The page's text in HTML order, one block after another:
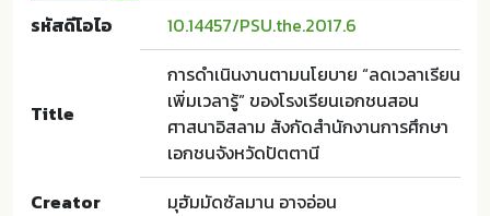
รหัสดีโอไอ
10.14457/PSU.the.2017.6
Title
การดำเนินงานตามนโยบาย “ลดเวลาเรียน
เพิ่มเวลารู้” ของโรงเรียนเอกชนสอน
ศาสนาอิสลาม สังกัดสำนักงานการศึกษา
เอกชนจังหวัดปัตตานี
Creator
มุฮัมมัดซัลมาน อาจอ่อน